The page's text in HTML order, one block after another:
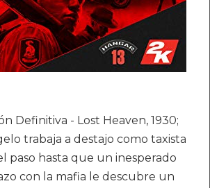
Definitiva - Lost Heaven, 1930;
trabaja a destajo como taxista
paso hasta que un inesperado
con la mafia le descubre un